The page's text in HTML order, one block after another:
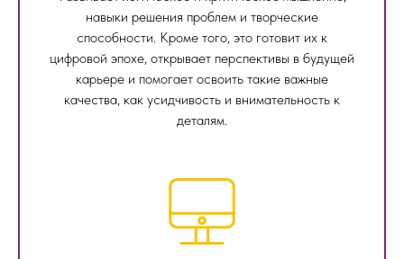
навыки решения проблем и творческие
способности. Кроме того, это готовит их к
цифровой эпохе, открывает перспективы в будущей
карьере и помогает освоить такие важные
качества, как усидчивость и внимательность к
деталям.